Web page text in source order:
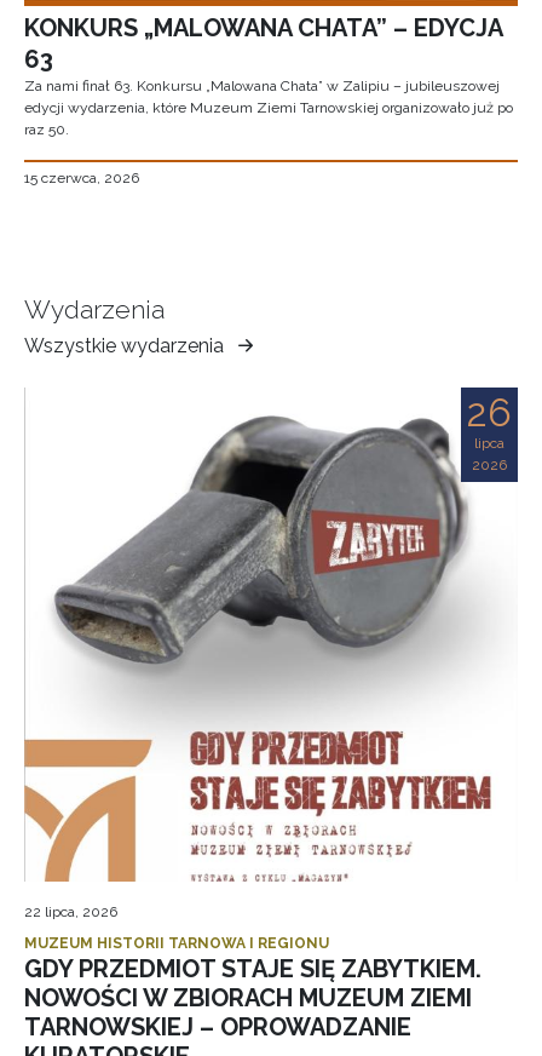
KONKURS „MALOWANA CHATA” – EDYCJA
63
Za nami finał 63. Konkursu „Malowana Chata” w Zalipiu – jubileuszowej
edycji wydarzenia, które Muzeum Ziemi Tarnowskiej organizowało już po
raz 50.
15 czerwca, 2026
Wydarzenia
Wszystkie wydarzenia
Muzeum
Ziemi
26
lipca
2026
22 lipca, 2026
MUZEUM HISTORII TARNOWA I REGIONU
GDY PRZEDMIOT STAJE SIĘ ZABYTKIEM.
NOWOŚCI W ZBIORACH MUZEUM ZIEMI
TARNOWSKIEJ – OPROWADZANIE